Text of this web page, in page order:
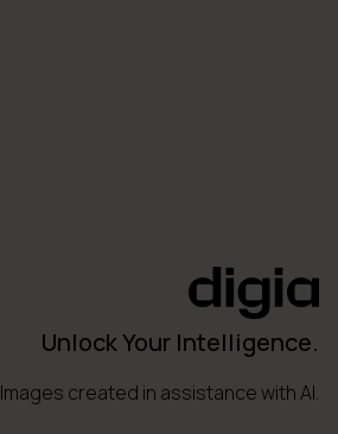
Unlock Your Intelligence.
Images created in assistance with AI.